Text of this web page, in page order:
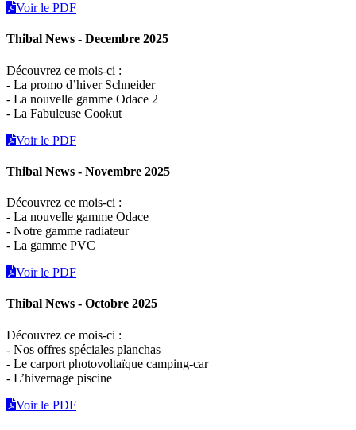
Voir le PDF
Thibal News - Decembre 2025
Découvrez ce mois-ci :
- La promo d’hiver Schneider
- La nouvelle gamme Odace 2
- La Fabuleuse Cookut
Voir le PDF
Thibal News - Novembre 2025
Découvrez ce mois-ci :
- La nouvelle gamme Odace
- Notre gamme radiateur
- La gamme PVC
Voir le PDF
Thibal News - Octobre 2025
Découvrez ce mois-ci :
- Nos offres spéciales planchas
- Le carport photovoltaïque camping-car
- L’hivernage piscine
Voir le PDF